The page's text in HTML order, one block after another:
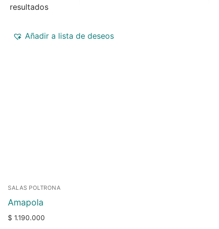
resultados
Añadir a lista de deseos
SALAS POLTRONA
Amapola
$ 1.190.000